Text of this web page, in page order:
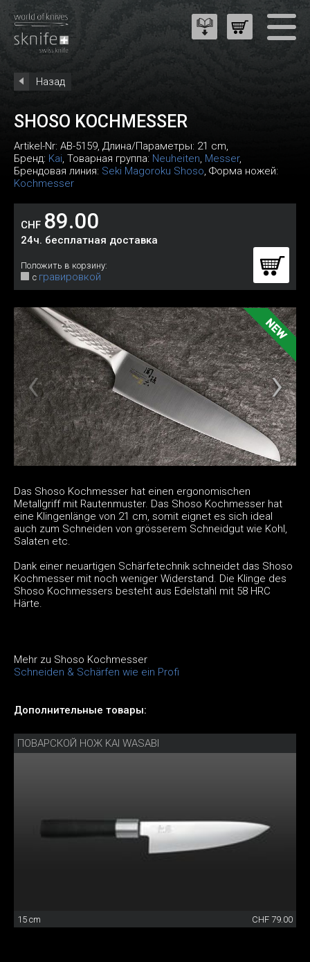
Назад
SHOSO KOCHMESSER
Artikel-Nr: AB-5159, Длина/Параметры: 21 cm,
Бренд: Kai, Товарная группа: Neuheiten, Messer,
Брендовая линия: Seki Magoroku Shoso, Форма ножей:
Kochmesser
CHF 89.00
24ч. бесплатная доставка
Положить в корзину:
с гравировкой
Das Shoso Kochmesser hat einen ergonomischen
Metallgriff mit Rautenmuster. Das Shoso Kochmesser hat
eine Klingenlänge von 21 cm, somit eignet es sich ideal
auch zum Schneiden von grösserem Schneidgut wie Kohl,
Salaten etc.
Dank einer neuartigen Schärfetechnik schneidet das Shoso
Kochmesser mit noch weniger Widerstand. Die Klinge des
Shoso Kochmessers besteht aus Edelstahl mit 58 HRC
Härte.
Mehr zu Shoso Kochmesser
Schneiden & Schärfen wie ein Profi
Дополнительные товары:
ПОВАРСКОЙ НОЖ KAI WASABI
15 cm CHF 79.00